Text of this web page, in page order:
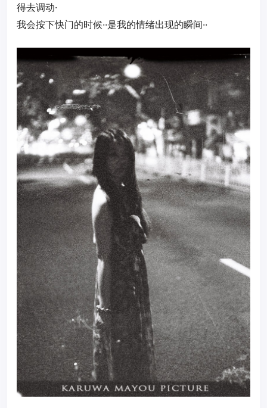
得去调动·
我会按下快门的时候··是我的情绪出现的瞬间··